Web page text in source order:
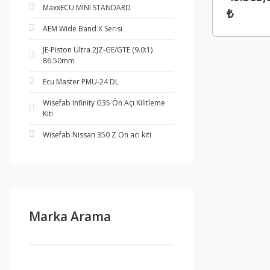
MaxxECU MINI STANDARD
AEM Wide Band X Serisi
JE-Piston Ultra 2JZ-GE/GTE (9.0:1)
86.50mm
Ecu Master PMU-24 DL
Wisefab Infinity G35 Ön Açı Kilitleme
Kiti
Wisefab Nissan 350 Z On aci kiti
Marka Arama
₺